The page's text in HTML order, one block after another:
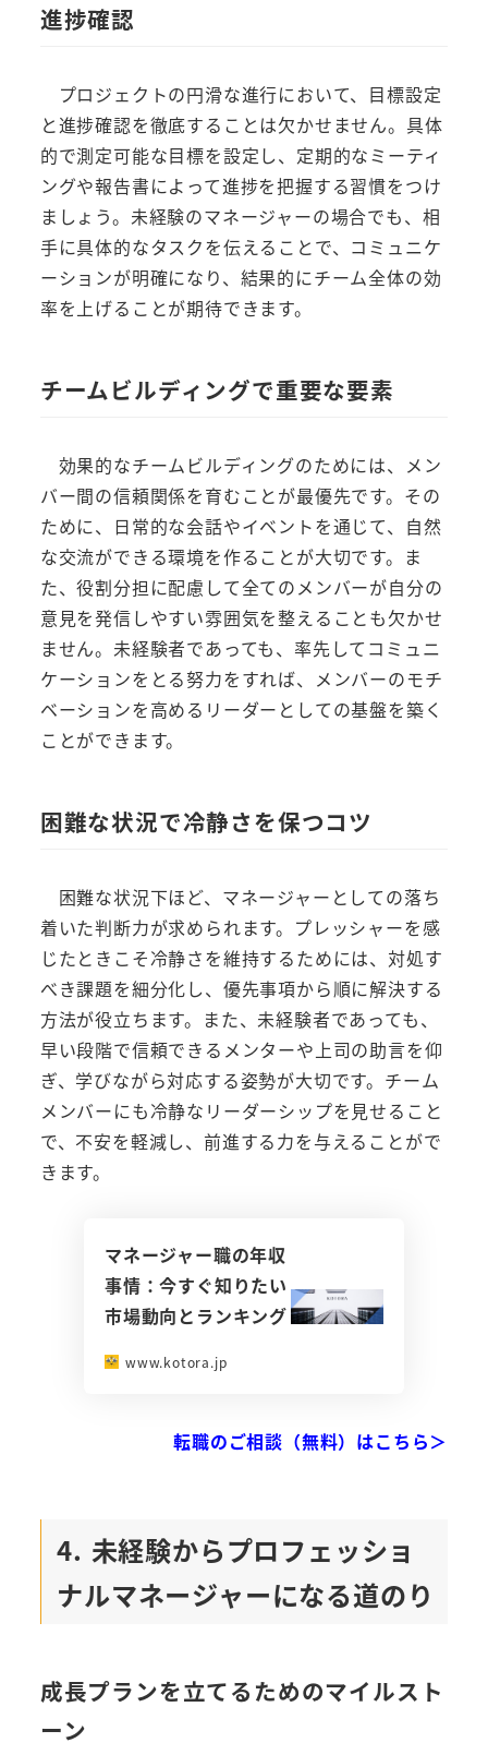
進捗確認
プロジェクトの円滑な進行において、目標設定
と進捗確認を徹底することは欠かせません。具体
的で測定可能な目標を設定し、定期的なミーティ
ングや報告書によって進捗を把握する習慣をつけ
ましょう。未経験のマネージャーの場合でも、相
手に具体的なタスクを伝えることで、コミュニケ
ーションが明確になり、結果的にチーム全体の効
率を上げることが期待できます。
チームビルディングで重要な要素
効果的なチームビルディングのためには、メン
バー間の信頼関係を育むことが最優先です。その
ために、日常的な会話やイベントを通じて、自然
な交流ができる環境を作ることが大切です。ま
た、役割分担に配慮して全てのメンバーが自分の
意見を発信しやすい雰囲気を整えることも欠かせ
ません。未経験者であっても、率先してコミュニ
ケーションをとる努力をすれば、メンバーのモチ
ベーションを高めるリーダーとしての基盤を築く
ことができます。
困難な状況で冷静さを保つコツ
困難な状況下ほど、マネージャーとしての落ち
着いた判断力が求められます。プレッシャーを感
じたときこそ冷静さを維持するためには、対処す
べき課題を細分化し、優先事項から順に解決する
方法が役立ちます。また、未経験者であっても、
早い段階で信頼できるメンターや上司の助言を仰
ぎ、学びながら対応する姿勢が大切です。チーム
メンバーにも冷静なリーダーシップを見せること
で、不安を軽減し、前進する力を与えることがで
きます。
マネージャー職の年収
事情：今すぐ知りたい
市場動向とランキング
www.kotora.jp
転職のご相談（無料）はこちら＞
4. 未経験からプロフェッショ
ナルマネージャーになる道のり
成長プランを立てるためのマイルスト
ーン